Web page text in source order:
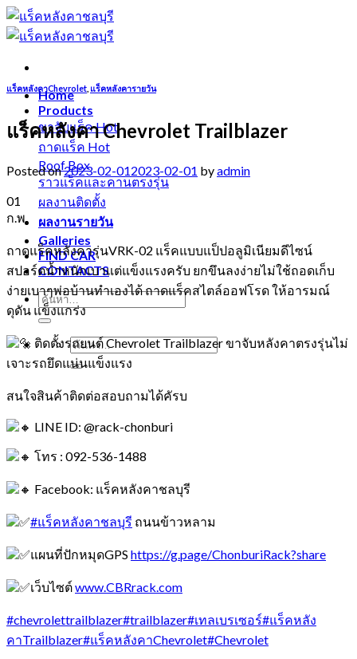
Skip
to
content
Home
Products
ขาจับแร็ค
ถาดแร็ค
Roof Box
ราวแร็คและคานตรงรุ่น
ผลงานติดตั้ง
ผลงานรายวัน
Galleries
FIND CAR
CONTACTS
แร็คหลังคาChevrolet แร็คหลังคารายวัน
แร็คหลังคา Chevrolet Trailblazer
Posted on2023-02-012023-02-01 byadmin
01
ก.พ.
ถาดแร็คหลังคารุ่นVRK-02 แร็คแบบแป็ปอลูมิเนียมดีไซน์
สปอร์ตน้ำหนักเบาแต่แข็งแรงครับ ยกขึนลงง่ายไม่ใช้ถอดเก็บ
ง่ายเบาๆพ่อบ้านทำเองได้ ถาดแร็คสไตล์ออฟโรด ให้อารมณ์
ดุดัน แข็งแกร่ง
ติดตั้งรถยนต์ Chevrolet Trailblazer ขาจับหลังคาตรงรุ่นไม่
เจาะรถยึดแน่นแข็งแรง
สนใจสินค้าติดต่อสอบถามได้คัรบ
LINE ID: @rack-chonburi
โทร : 092-536-1488
Facebook: แร็คหลังคาชลบุรี
#แร็คหลังคาชลบุรี ถนนข้าวหลาม
แผนที่ปักหมุดGPS https://g.page/ChonburiRack?share
เว็บไซต์www.CBRrack.com
#chevrolettrailblazer#trailblazer#เทลเบรเซอร์#แร็คหลัง
คาTrailblazer#แร็คหลังคาChevrolet#Chevrolet